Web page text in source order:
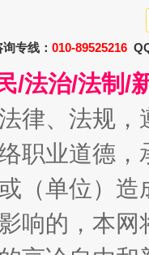
一
专线： 010-89525216
/法治/法制/
律、法规
职业道德
（单位）
响的，本